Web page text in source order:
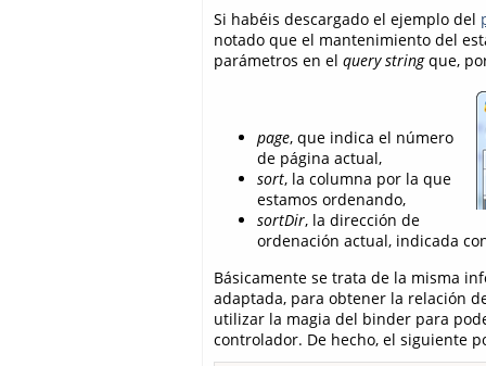
Si habéis descargado el ejemplo del
notado que el mantenimiento del
parámetros en el query stringque,
page, que indica el número
de página actual,
sort, la columna por la que
estamos ordenando,
sortDir, la dirección de
ordenación actual, indicada con
Básicamente se trata de la misma
adaptada, para obtener la relación
utilizar la magia del binder para
controlador. De hecho, el siguiente